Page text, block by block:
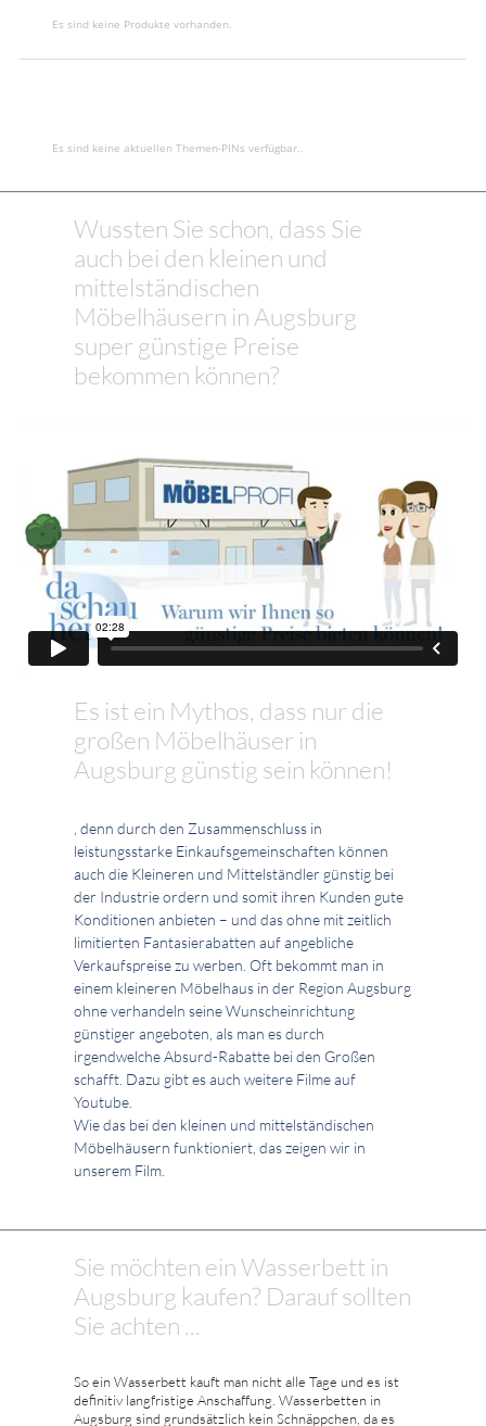
Es sind keine Produkte vorhanden.
Es sind keine aktuellen Themen-PINs verfügbar..
Wussten Sie schon, dass Sie
auch bei den kleinen und
mittelständischen
Möbelhäusern in Augsburg
super günstige Preise
bekommen können?
Es ist ein Mythos, dass nur die
großen Möbelhäuser in
Augsburg günstig sein können!
, denn durch den Zusammenschluss in
leistungsstarke Einkaufsgemeinschaften können
auch die Kleineren und Mittelständler günstig bei
der Industrie ordern und somit ihren Kunden gute
Konditionen anbieten – und das ohne mit zeitlich
limitierten Fantasierabatten auf angebliche
Verkaufspreise zu werben. Oft bekommt man in
einem kleineren Möbelhaus in der Region Augsburg
ohne verhandeln seine Wunscheinrichtung
günstiger angeboten, als man es durch
irgendwelche Absurd-Rabatte bei den Großen
schafft. Dazu gibt es auch weitere Filme auf
Youtube.
Wie das bei den kleinen und mittelständischen
Möbelhäusern funktioniert, das zeigen wir in
unserem Film.
Sie möchten ein Wasserbett in
Augsburg kaufen? Darauf sollten
Sie achten ...
So ein Wasserbett kauft man nicht alle Tage und es ist
definitiv langfristige Anschaffung. Wasserbetten in
Augsburg sind grundsätzlich kein Schnäppchen, da es